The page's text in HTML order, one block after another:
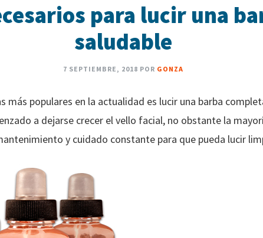
para lucir una
saludable
7 SEPTIEMBRE, 2018 POR GONZA
más populares en la actualidad es lucir una barba
a dejarse crecer el vello facial, no obstante la
y cuidado constante para que pueda lucir